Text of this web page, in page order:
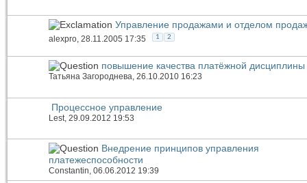
Управление продажами и отделом
alexpro, 28.11.2005 17:35 1 2
повышение качества платёжной дисциплины
Татьяна Загороднева, 26.10.2010 16:23
Процессное управление
Lest, 29.09.2012 19:53
Внедрение принципов управления
платежеспособности
Constantin, 06.06.2012 19:39